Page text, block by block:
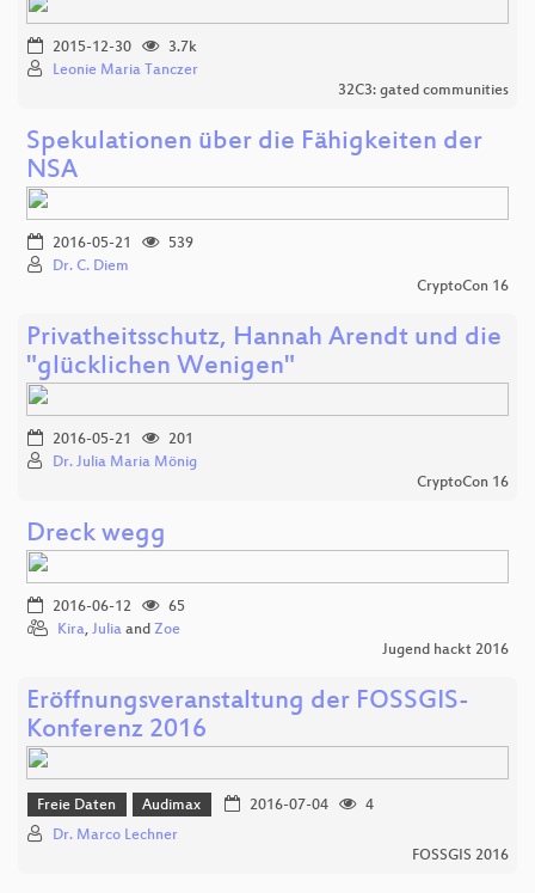
2015-12-30
3.7k
Leonie Maria Tanczer
32C3: gated communities
Spekulationen über die Fähigkeiten der
NSA
2016-05-21
539
Dr. C. Diem
CryptoCon 16
Privatheitsschutz, Hannah Arendt und die
"glücklichen Wenigen"
2016-05-21
201
Dr. Julia Maria Mönig
CryptoCon 16
Dreck wegg
2016-06-12
65
Kira, Julia and Zoe
Jugend hackt 2016
Eröffnungsveranstaltung der FOSSGIS-
Konferenz 2016
Freie Daten Audimax 2016-07-04
4
Dr. Marco Lechner
FOSSGIS 2016